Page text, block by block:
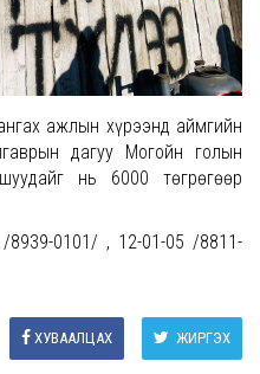
ажлын хүрээнд аймгийн
дагуу Могойн голын
нь 6000 төгрөгөөр
8939-0101/ , 12-01-05 /8811-
ЖИРГЭХ
ХУВААЛЦАХ